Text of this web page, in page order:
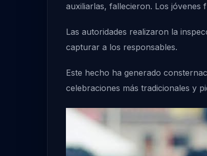
auxiliarlas, fallecieron. Los jóvenes
Las autoridades realizaron la
capturar a los responsables.
Este hecho ha generado
celebraciones más tradicionales y